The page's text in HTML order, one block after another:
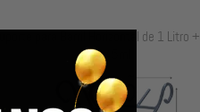
Kit com 10 Copos de Cachaça 45ml -
Original